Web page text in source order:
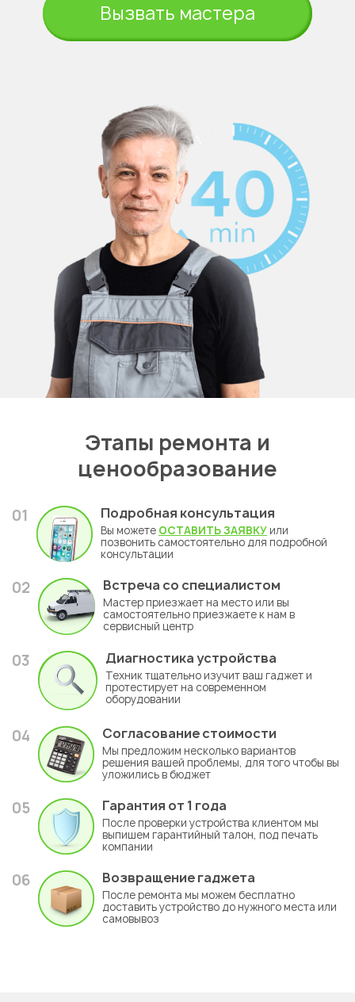
Вызвать мастера
Этапы ремонта и
ценообразование
01 Подробная консультация
Вы можете ОСТАВИТЬ ЗАЯВКУ или
позвонить самостоятельно для подробной
консультации
02 Встреча со специалистом
Мастер приезжает на место или вы
самостоятельно приезжаете к нам в
сервисный центр
03 Диагностика устройства
Техник тщательно изучит ваш гаджет и
протестирует на современном
оборудовании
04 Согласование стоимости
Мы предложим несколько вариантов
решения вашей проблемы, для того чтобы вы
уложились в бюджет
05 Гарантия от 1 года
После проверки устройства клиентом мы
выпишем гарантийный талон, под печать
компании
06 Возвращение гаджета
После ремонта мы можем бесплатно
доставить устройство до нужного места или
самовывоз
Укажите из какого вы
города
Алматы